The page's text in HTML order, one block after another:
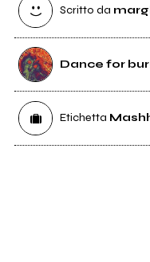
Scritto da
Dance for
Etichetta